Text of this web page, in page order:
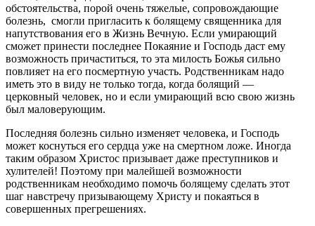
обстоятельства, порой очень тяжелые, сопровождающие
болезнь, смогли пригласить к болящему священника для
напутствования его в Жизнь Вечную. Если умирающий
сможет принести последнее Покаяние и Господь даст ему
возможность причаститься, то эта милость Божья сильно
повлияет на его посмертную участь. Родственникам надо
иметь это в виду не только тогда, когда болящий —
церковный человек, но и если умирающий всю свою жизнь
был маловерующим.
Последняя болезнь сильно изменяет человека, и Господь
может коснуться его сердца уже на смертном ложе. Иногда
таким образом Христос призывает даже преступников и
хулителей! Поэтому при малейшей возможности
родственникам необходимо помочь болящему сделать этот
шаг навстречу призывающему Христу и покаяться в
совершенных прегрешениях.